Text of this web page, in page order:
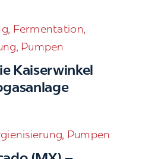
Fermentation,
Pumpen
Kaiserwinkel
Pumpen